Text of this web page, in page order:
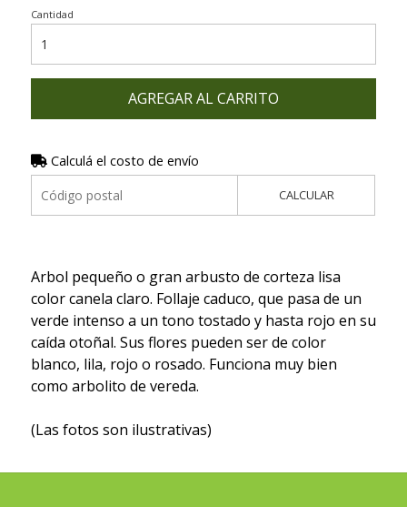
Cantidad
AGREGAR AL CARRITO
Calculá el costo de envío
CALCULAR
Arbol pequeño o gran arbusto de corteza lisa
color canela claro. Follaje caduco, que pasa de un
verde intenso a un tono tostado y hasta rojo en su
caída otoñal. Sus flores pueden ser de color
blanco, lila, rojo o rosado. Funciona muy bien
como arbolito de vereda.
(Las fotos son ilustrativas)